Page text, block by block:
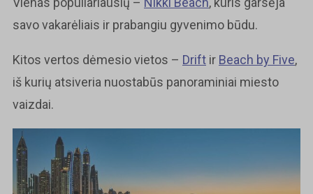
savo vakarėliais ir prabangiu gyvenimo būdu.
Kitos vertos dėmesio vietos – Drift ir Beach by Five,
iš kurių atsiveria nuostabūs panoraminiai miesto
vaizdai.